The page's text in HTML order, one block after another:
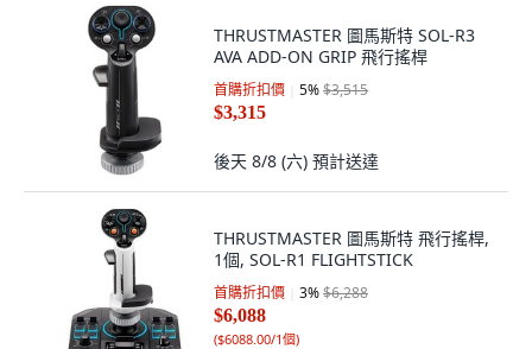
THRUSTMASTER 圖馬斯特 SOL-R3
AVA ADD-ON GRIP 飛行搖桿
首購折扣價 5%$3,515
$3,315
後天 8/8 (六) 預計送達
THRUSTMASTER 圖馬斯特 飛行搖桿,
1個, SOL-R1 FLIGHTSTICK
首購折扣價 3%$6,288
$6,088
($6088.00/1個)